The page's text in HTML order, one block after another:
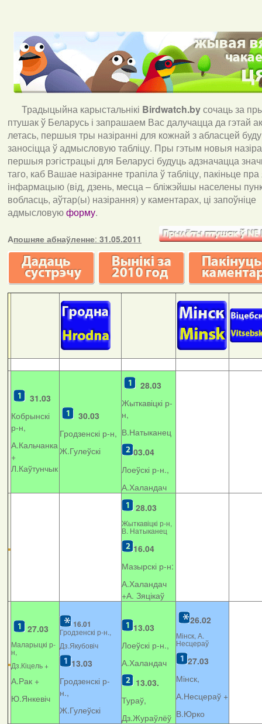
Традыцыйна карыстальнікі Birdwatch.byсочаць за
птушак ў Беларусь і запрашаем Вас далучацца да гэтай
летась, першыя тры назіранні для кожнай з абласцей
заносіцца ў адмысловую табліцу. Пры гэтым новыя
першыя рэгістрацыі для Беларусі будуць адзначацца
таго, каб Вашае назіранне трапіла ў табліцу, пакіньце пра
інфармацыю (від, дзень, месца – бліжэйшы населены
вобласць, аўтар(ы) назірання) у каментарах, ці запоўніце
адмысловуюформу.
Апошняе абнаўленне: 31.05.2011
31.03
Кобрынскі
р-н,
А.Кальчанка
+
Л.Каўтунчык
30.03
Гродзенскі р-н,
Ж.Гулеўскі
28.03
Жыткавіцкі р-
н,
В.Натыканец
03.04
Лоеўскі р-н.,
А.Халандач
28.03
Жыткавіцкі р-н,
В. Натыканец
16.04
Мазырскі р-н:
А.Халандач
+А. Зяцікаў
27.03
Маларыцкі р-
н,
Дз.Кіцель +
А.Рак +
Ю.Янкевіч
16.01
Гродзенскі р-н.,
Дз.Якубовіч
13.03
Гродзенскі р-
н.,
Ж.Гулеўскі
13.03
Лоеўскі р-н.,
А.Халандач
13.03.
Тураў,
Дз.Жураўлёў
26.02
Мінск, А.
Несцераў
27.03
Мінск,
А.Несцераў +
В.Юрко